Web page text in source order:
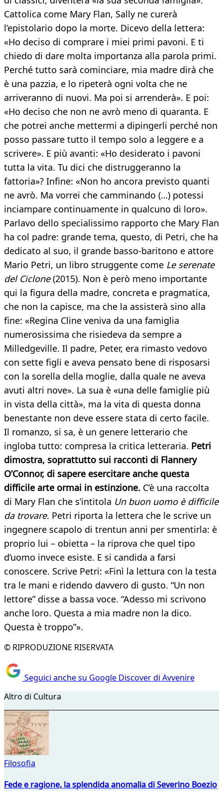
Cattolica come Mary Flan, Sally ne curerà
l’epistolario dopo la morte. Dicevo della lettera:
«Ho deciso di comprare i miei primi pavoni. E ti
chiedo di dare molta importanza alla parola primi.
Perché tutto sarà cominciare, mia madre dirà che
è una pazzia, e lo ripeterà ogni volta che ne
arriveranno di nuovi. Ma poi si arrenderà». E poi:
«Ho deciso che non ne avrò meno di quaranta. E
che potrei anche mettermi a dipingerli perché non
posso passare tutto il tempo solo a leggere e a
scrivere». E più avanti: «Ho desiderato i pavoni
tutta la vita. Tu dici che distruggeranno la
fattoria»? Infine: «Non ho ancora previsto quanti
ne avrò. Ma vorrei che camminando (…) potessi
inciampare continuamente in qualcuno di loro».
Parlavo dello specialissimo rapporto che Mary Flan
ha col padre: grande tema, questo, di Petri, che ha
dedicato al suo, il grande basso-baritono e attore
Mario Petri, un libro struggente come Le serenate
del Ciclone(2015). Non è però meno importante
qui la figura della madre, concreta e pragmatica,
che non la capisce, ma che la assisterà sino alla
fine: «Regina Cline veniva da una famiglia
numerosissima che risiedeva da sempre a
Milledgeville. Il padre, Peter, era rimasto vedovo
con sette figli e aveva pensato bene di risposarsi
con la sorella della moglie, dalla quale ne aveva
avuti altri nove». La sua è «una delle famiglie più
in vista della città», ma la vita di questa donna
benestante non deve essere stata di certo facile.
Il romanzo, si sa, è un genere letterario che
ingloba tutto: compresa la critica letteraria. Petri
dimostra, soprattutto sui racconti di Flannery
O’Connor, di sapere esercitare anche questa
difficile arte ormai in estinzione. C’è una raccolta
di Mary Flan che s’intitola Un buon uomo è difficile
da trovare. Petri riporta la lettera che le scrive un
ingegnere scapolo di trentun anni per smentirla: è
proprio lui – obietta – la riprova che quel tipo
d’uomo invece esiste. E si candida a farsi
conoscere. Scrive Petri: «Finì la lettura con la testa
tra le mani e ridendo davvero di gusto. “Un non
lettore” disse a bassa voce. “Adesso mi scrivono
anche loro. Questa a mia madre non la dico.
Questa è troppo”».
© RIPRODUZIONE RISERVATA
Seguici anche su Google Discover di Avvenire
Altro di Cultura
Filosofia
Fede e ragione, la splendida anomalia di Severino Boezio